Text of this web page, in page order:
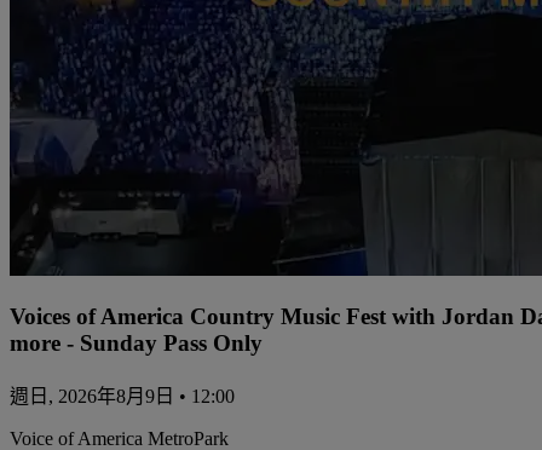
Voices of America Country Music Fest with Jordan
more - Sunday Pass Only
週日, 2026年8月9日 • 12:00
Voice of America MetroPark